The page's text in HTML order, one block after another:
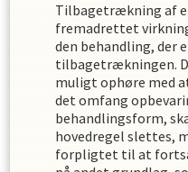
Tilbagetrækning af
fremadrettet
den behandling, der
tilbagetrækningen.
muligt ophøre med
det omfang
behandlingsform,
hovedregel slettes,
forpligtet til at